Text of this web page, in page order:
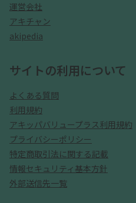
運営会社
アキチャン
akipedia
サイトの利用について
よくある質問
利用規約
アキッパバリュープラス利用規約
プライバシーポリシー
特定商取引法に関する記載
情報セキュリティ基本方針
外部送信先一覧